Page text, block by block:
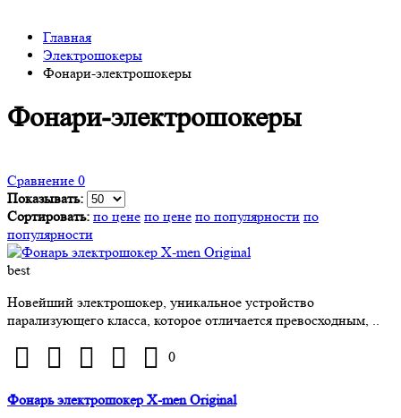
Главная
Электрошокеры
Фонари-электрошокеры
Фонари-электрошокеры
Сравнение 0
Показывать:
Сортировать: по цене по цене по популярности по
популярности
best
Новейший электрошокер, уникальное устройство
парализующего класса, которое отличается превосходным, ..
0
Фонарь электрошокер X-men Original